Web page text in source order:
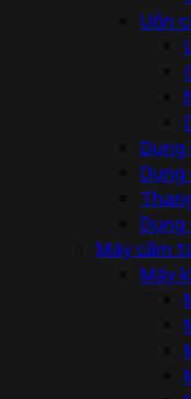
Uốn
Máy cầm
Máy